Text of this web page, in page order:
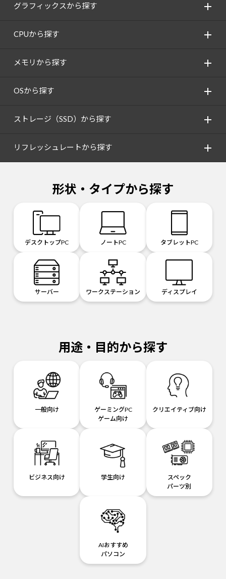
グラフィックスから探す
CPUから探す
メモリから探す
OSから探す
ストレージ（SSD）から探す
リフレッシュレートから探す
形状・タイプから探す
デスクトップPC ノートPC タブレットPC
サーバー ワークステーション ディスプレイ
用途・目的から探す
一般向け
ゲーミングPC
ゲーム向け
クリエイティブ向け
ビジネス向け 学生向け
スペック
パーツ別
AIおすすめ
パソコン